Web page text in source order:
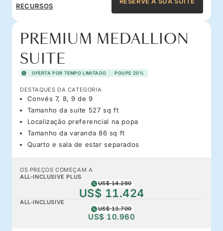
RECURSOS
PREMIUM MEDALLION
SUITE
OFERTA POR TEMPO LIMITADO POUPE 20%
DESTAQUES DA CATEGORIA
Convés 7, 8, 9 de 9
Tamanho da suíte 527 sq ft
Localização preferencial na popa
Tamanho da varanda 86 sq ft
Quarto e sala de estar separados
OS PREÇOS COMEÇAM A
ALL-INCLUSIVE PLUS
US$ 14.280
US$ 11.424
ALL-INCLUSIVE
US$ 13.700
US$ 10.960